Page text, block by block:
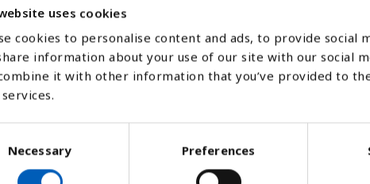
uses cookies
cookies to personalise content and ads, to provide social
information about your use of our site with our social
it with other information that you’ve provided to
Necessary Preferences